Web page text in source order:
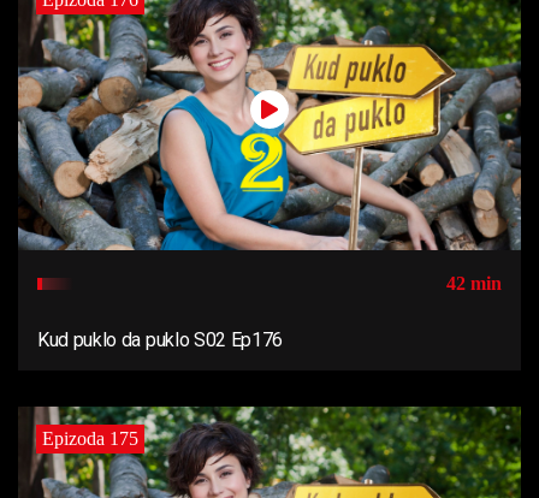
42 min
Kud puklo da puklo S02 Ep176
Epizoda 175